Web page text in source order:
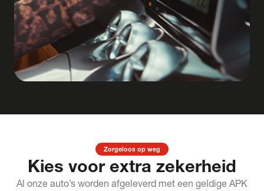
Zorgeloos op weg
Kies voor extra zekerheid
Al onze auto’s worden afgeleverd met een geldige APK